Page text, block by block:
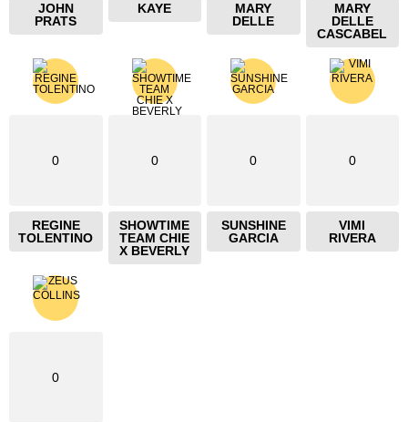
JOHN
PRATS
KAYE
MARY
DELLE
MARY
DELLE
CASCABEL
0
REGINE
TOLENTINO
0
SHOWTIME
TEAM CHIE
X BEVERLY
0
SUNSHINE
GARCIA
0
VIMI
RIVERA
0